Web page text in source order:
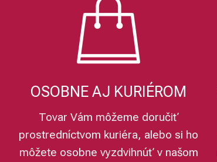
OSOBNE AJ KURIÉROM
Tovar Vám môžeme doručiť
prostredníctvom kuriéra, alebo si ho
môžete osobne vyzdvihnúť v našom